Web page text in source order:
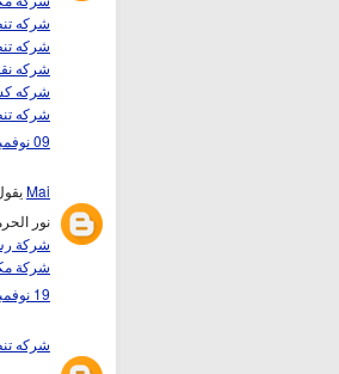
شركه
شركه
شركه
شركه
شركه
09 نوفمبر, 2020 17:36
Mai
نور
شركة
شركة
19 نوفمبر, 2020 16:47
شركه